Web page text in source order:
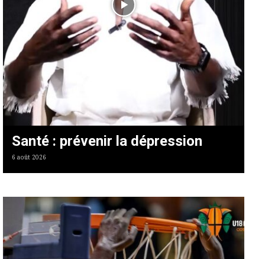
Santé : prévenir la dépression
6 août 2026